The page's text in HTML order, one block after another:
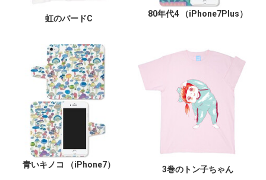
虹のバードC
80年代4 （iPhone7Plus）
青いキノコ （iPhone7）
3巻のトン子ちゃん